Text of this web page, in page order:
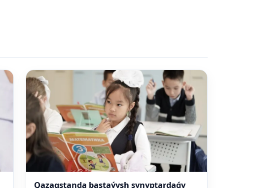
Qazaqstanda bastaýysh synyptardaǵy